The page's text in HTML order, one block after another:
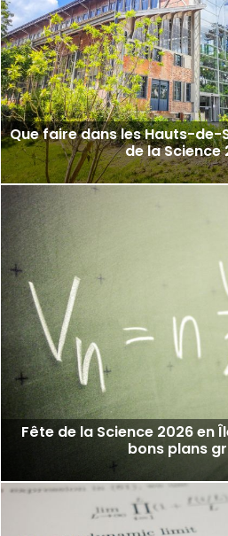
Que faire dans les Hauts-de-
de la Science
Fête de la Science 2026 en
bons plans